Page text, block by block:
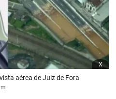
x
aérea de Juiz de Fora